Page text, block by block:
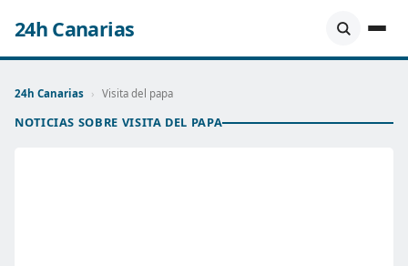
24h Canarias
24h Canarias › Visita del papa
NOTICIAS SOBRE VISITA DEL PAPA